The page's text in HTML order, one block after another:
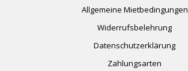
Allgemeine Mietbedingungen
Widerrufsbelehrung
Datenschutzerklärung
Zahlungsarten